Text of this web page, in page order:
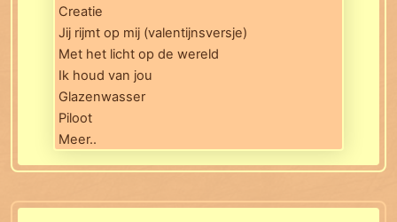
Creatie
Jij rijmt op mij (valentijnsversje)
Met het licht op de wereld
Ik houd van jou
Glazenwasser
Piloot
Meer..